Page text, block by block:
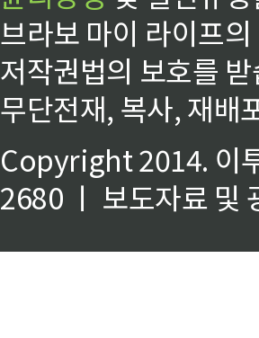
브라보 마이 라이프
저작권법의 보호를
무단전재, 복사, 재배
Copyright 2014. 이
2680 ㅣ 보도자료